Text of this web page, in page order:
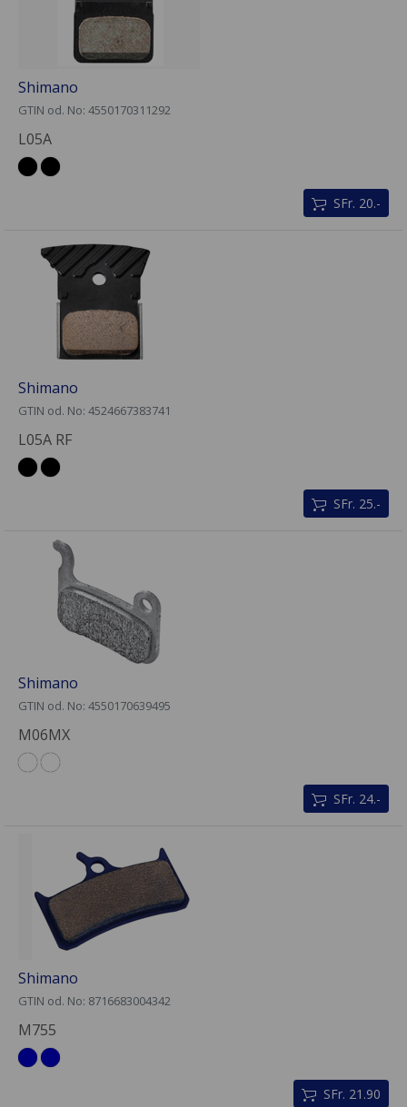
Shimano
GTIN od. No: 4550170311292
L05A
SFr. 20.-
Shimano
GTIN od. No: 4524667383741
L05A RF
SFr. 25.-
Shimano
GTIN od. No: 4550170639495
M06MX
SFr. 24.-
Shimano
GTIN od. No: 8716683004342
M755
SFr. 21.90